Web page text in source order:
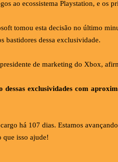
ao ecossistema Playstation, e
tomou esta decisão no último
bastidores dessa exclusividade.
de marketing do Xbox,
dessas exclusividades com
há 107 dias. Estamos
que isso ajude!